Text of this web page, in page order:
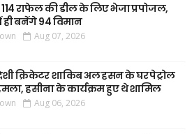
114 राफेल की डील के लिए भेजा प्रपोजल,
ही बनेंगे 94 विमान
Aug 07, 2026
क्रिकेटर शाकिब अल हसन के घर पेट्रोल
हसीना के कार्यक्रम हुए थे शामिल
Aug 06, 2026